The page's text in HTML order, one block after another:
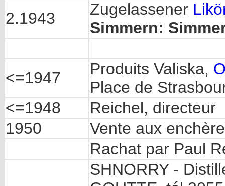
2.1943 Zugelassener
Simmern:
<=1947 Produits Valiska,
Place de
<=1948
Reichel, directeur
1950
Vente aux
Rachat par Paul
SHNORRY -